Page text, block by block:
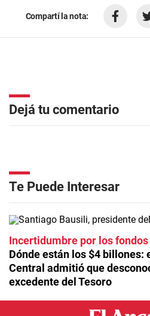
Compartí la nota:
Dejá tu comentario
Te Puede Interesar
Incertidumbre por los
Dónde están los $4 billones:
Central admitió que
excedente del Tesoro